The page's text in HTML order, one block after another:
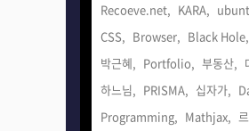
Recoeve.net, KARA,
CSS, Browser, Black Hole,
박근혜, Portfolio, 부동산,
하느님, PRISMA, 십자가,
Programming, Mathjax,